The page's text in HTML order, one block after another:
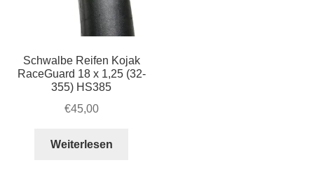
Menge
Schwalbe Reifen Kojak
RaceGuard 18 x 1,25 (32-
355) HS385
€45,00
Weiterlesen